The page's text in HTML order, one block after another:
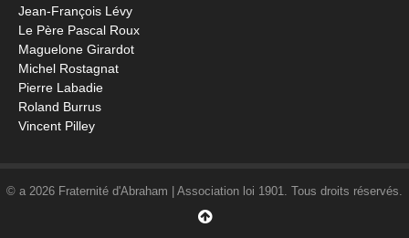
Jean-François Lévy
Le Père Pascal Roux
Maguelone Girardot
Michel Rostagnat
Pierre Labadie
Roland Burrus
Vincent Pilley
© a 2026 Fraternité d'Abraham | Association loi 1901. Tous droits réservés.